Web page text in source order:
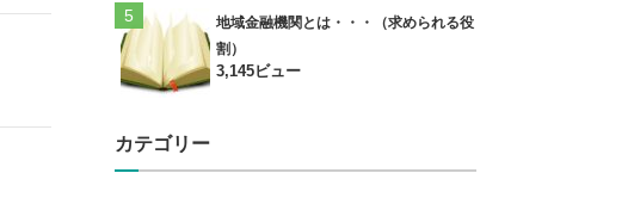
地域金融機関とは・・・（求められる役
割）
3,145ビュー
カテゴリー